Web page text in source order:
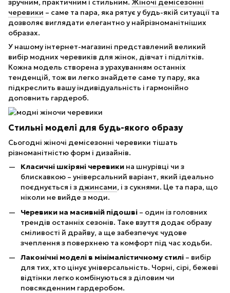
зручним, практичним і стильним. Жіночі демісезонні
черевики – саме та пара, яка рятує у будь-якій ситуації та
дозволяє виглядати елегантно у найрізноманітніших
образах.
У нашому інтернет-магазині представлений великий
вибір модних черевиків для жінок, дівчат і підлітків.
Кожна модель створена з урахуванням останніх
тенденцій, тож ви легко знайдете саме ту пару, яка
підкреслить вашу індивідуальність і гармонійно
доповнить гардероб.
Стильні моделі для будь-якого образу
Сьогодні жіночі демісезонні черевики тішать
різноманітністю форм і дизайнів.
Класичні шкіряні черевики на шнурівці чи з
блискавкою – універсальний варіант, який ідеально
поєднується і з джинсами, і з сукнями. Це та пара, що
ніколи не вийде з моди.
Черевики на масивній підошві – один із головних
трендів останніх сезонів. Таке взуття додає образу
сміливості й драйву, а ще забезпечує чудове
зчеплення з поверхнею та комфорт під час ходьби.
Лаконічні моделі в мінімалістичному стилі – вибір
для тих, хто цінує універсальність. Чорні, сірі, бежеві
відтінки легко комбінуються з діловим чи
повсякденним гардеробом.